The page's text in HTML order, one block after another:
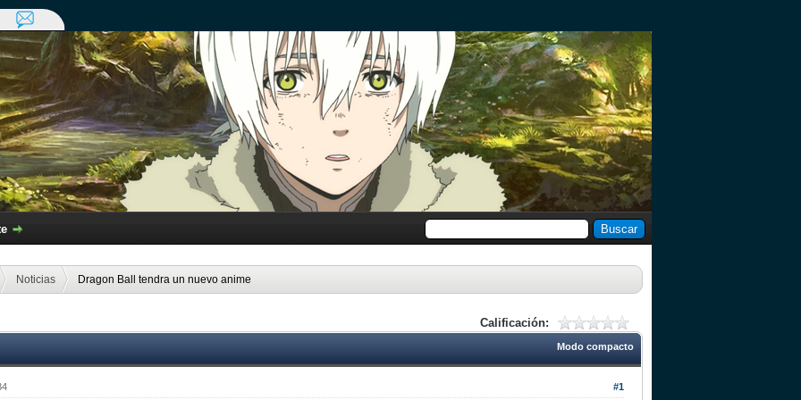
Noticias Dragon Ball tendra un nuevo anime
Calificación:
Modo compacto
#1